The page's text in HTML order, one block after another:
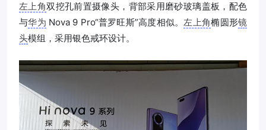
左上角双挖孔前置摄像头，背部采用磨砂玻璃盖板，配色
与华为 Nova 9 Pro“普罗旺斯”高度相似。左上角椭圆形镜
头模组，采用银色戒环设计。